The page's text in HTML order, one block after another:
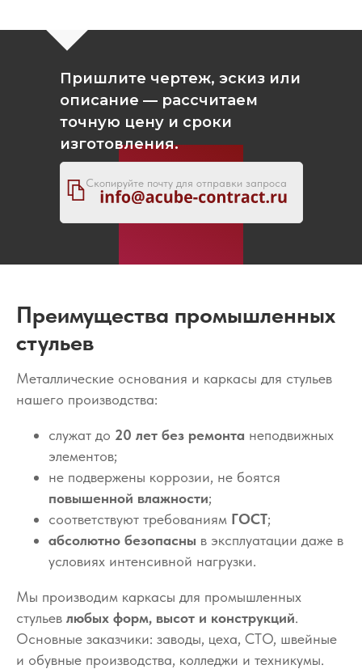
Скопируйте почту для отправки запроса
Пришлите чертеж, эскиз или
описание — рассчитаем
точную цену и сроки
изготовления.
Преимущества промышленных
стульев
Металлические основания и каркасы для стульев
нашего производства:
служат до 20 лет без ремонта неподвижных
элементов;
не подвержены коррозии, не боятся
повышенной влажности;
соответствуют требованиям ГОСТ;
абсолютно безопасны в эксплуатации даже в
условиях интенсивной нагрузки.
Мы производим каркасы для промышленных
стульев любых форм, высот и конструкций.
Основные заказчики: заводы, цеха, СТО, швейные
и обувные производства, колледжи и техникумы.